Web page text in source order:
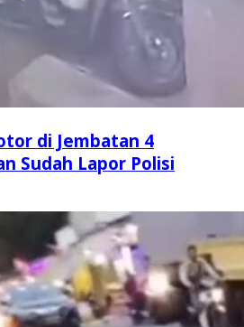
di Jembatan 4
Sudah Lapor Polisi